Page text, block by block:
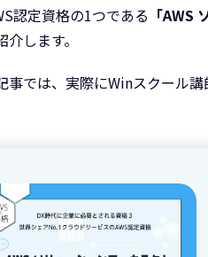
認定資格の1つである 「AWS
します。
事では、実際にWinスクール